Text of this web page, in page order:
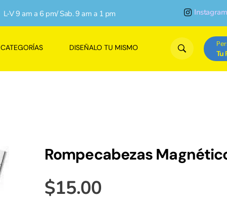
L-V 9 am a 6 pm/ Sab. 9 am a 1 pm Instagram
CATEGORÍAS DISEÑALO TU MISMO
Tu
Rompecabezas
$15.00